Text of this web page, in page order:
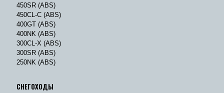
450SR (ABS)
450CL-C (ABS)
400GT (ABS)
400NK (ABS)
300CL-X (ABS)
300SR (ABS)
250NK (ABS)
СНЕГОХОДЫ